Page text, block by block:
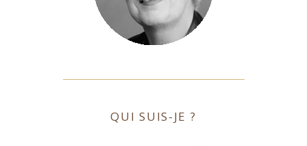
QUI SUIS-JE ?